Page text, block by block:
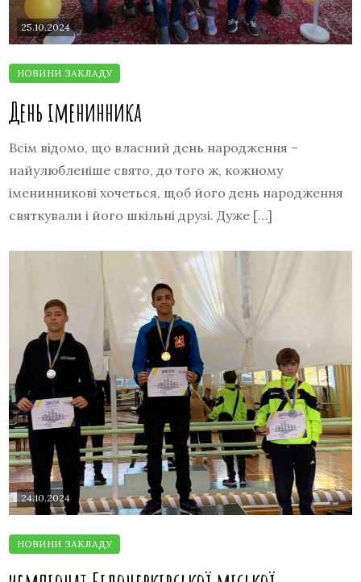
25.10.2024
День іменинника
Всім відомо, що власний день народження –
найулюбленіше свято, до того ж, кожному
іменинникові хочеться, щоб його день народження
святкували і його шкільні друзі. Дуже […]
24.10.2024